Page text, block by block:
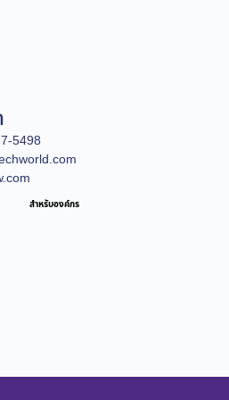
5498
สำหรับองค์กร